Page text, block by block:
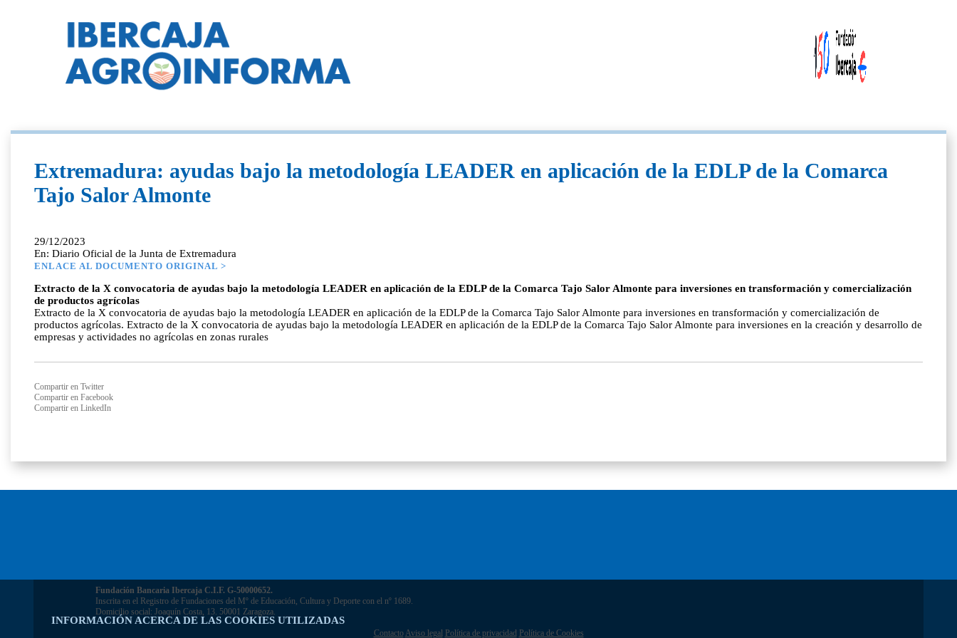
INFORMACIÓN ACERCA DE LAS COOKIES UTILIZADAS
Extremadura: ayudas bajo la metodología LEADER en aplicación de la EDLP de la Comarca
Tajo Salor Almonte
29/12/2023
En: Diario Oficial de la Junta de Extremadura
ENLACE AL DOCUMENTO ORIGINAL >
Extracto de la X convocatoria de ayudas bajo la metodología LEADER en aplicación de la EDLP de la Comarca Tajo Salor Almonte para inversiones en transformación y comercialización
de productos agrícolas
Extracto de la X convocatoria de ayudas bajo la metodología LEADER en aplicación de la EDLP de la Comarca Tajo Salor Almonte para inversiones en transformación y comercialización de
productos agrícolas. Extracto de la X convocatoria de ayudas bajo la metodología LEADER en aplicación de la EDLP de la Comarca Tajo Salor Almonte para inversiones en la creación y desarrollo de
empresas y actividades no agrícolas en zonas rurales
Compartir en Twitter
Compartir en Facebook
Compartir en LinkedIn
Fundación Bancaria Ibercaja C.I.F. G-50000652.
Inscrita en el Registro de Fundaciones del Mº de Educación, Cultura y Deporte con el nº 1689.
Domicilio social: Joaquín Costa, 13. 50001 Zaragoza.
Contacto Aviso legal Política de privacidad Política de Cookies